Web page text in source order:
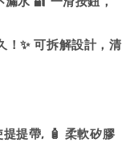
！✨ 可拆解設計，清
提帶, 🧴 柔軟矽膠